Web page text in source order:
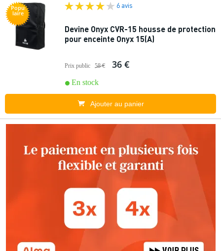
Popu
laire
6 avis
Devine Onyx CVR-15 housse de protection
pour enceinte Onyx 15(A)
Prix public 58 € 36 €
En stock
Ajouter au panier